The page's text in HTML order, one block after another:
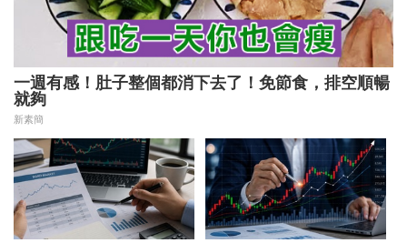
一週有感！肚子整個都消下去了！免節食，排空順暢
就夠
新素簡